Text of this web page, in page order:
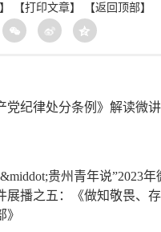
【打印文章】 【返回顶部】
党纪律处分条例》解读微
贵州青年说”2023
展播之五：《做知敬畏、